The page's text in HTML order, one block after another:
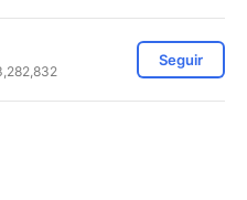
Seguir